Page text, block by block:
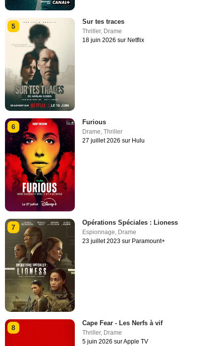
5
Sur tes traces
Thriller, Drame
18 juin 2026 sur Netflix
6
Furious
Drame,Thriller
27 juillet 2026 sur Hulu
7
Opérations Spéciales : Lioness
Espionnage, Drame
23 juillet 2023 sur Paramount+
8
Cape Fear - Les Nerfs à vif
Thriller, Drame
5 juin 2026 sur Apple TV